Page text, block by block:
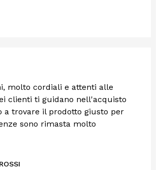
molto cordiali e attenti alle
clienti ti guidano nell'acquisto
a trovare il prodotto giusto per
sono rimasta molto